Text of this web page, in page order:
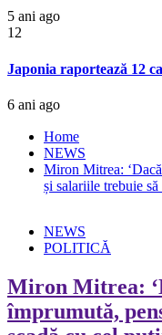
5 ani ago
12
Japonia raportează 12
6 ani ago
Home
NEWS
Miron Mitrea:
și salariile trebuie
NEWS
POLITICĂ
Miron Mitrea:
împrumută,